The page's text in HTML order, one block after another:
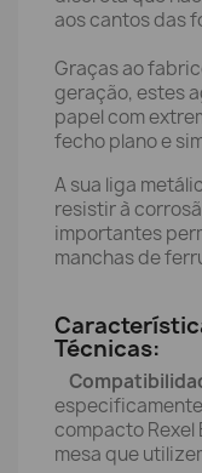
aos cantos das
Graças ao
geração, estes
papel com
fecho plano e
A sua liga
resistir à
importantes
manchas de
Técnicas:
compacto Rexel
mesa que